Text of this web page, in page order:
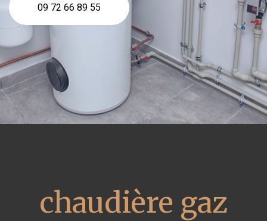
09 72 66 89 55
chaudière gaz